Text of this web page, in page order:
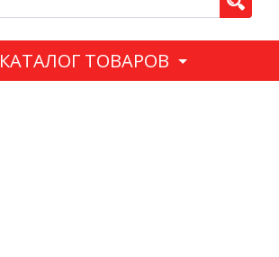
КАТАЛОГ ТОВАРОВ